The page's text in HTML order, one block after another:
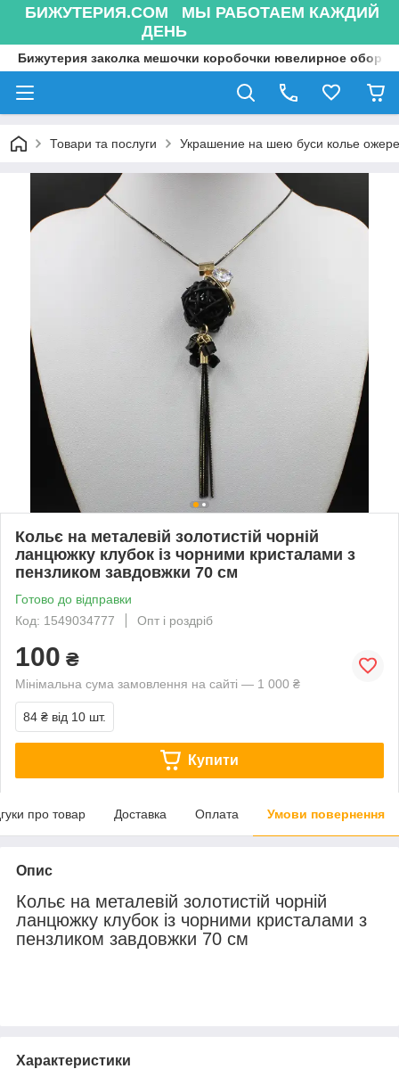
БИЖУТЕРИЯ.COM МЫ РАБОТАЕМ КАЖДИЙ
ДЕНЬ
Бижутерия заколка мешочки коробочки ювелирное
Товари та послуги Украшение на шею буси колье
Кольє на металевій золотистій чорній
ланцюжку клубок із чорними кристалами з
пензликом завдовжки 70 см
Готово до відправки
Код: 1549034777
Опт і роздріб
100 ₴
Мінімальна сума замовлення на сайті — 1 000 ₴
84 ₴ від 10 шт.
Купити
про товар Доставка Оплата Умови повернення
Опис
Кольє на металевій золотистій чорній
ланцюжку клубок із чорними кристалами з
пензликом завдовжки 70 см
Характеристики